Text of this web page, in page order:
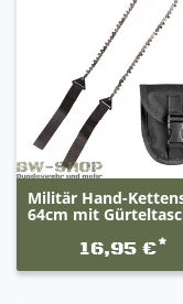
Militär Hand-
64cm mit
16,95 €*